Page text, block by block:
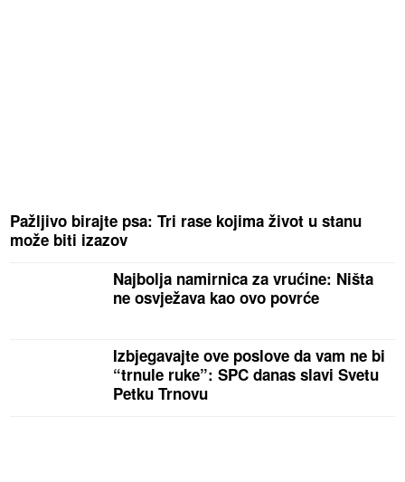
Pažljivo birajte psa: Tri rase kojima život u stanu
može biti izazov
Najbolja namirnica za vrućine: Ništa
ne osvježava kao ovo povrće
Izbjegavajte ove poslove da vam ne bi
“trnule ruke”: SPC danas slavi Svetu
Petku Trnovu